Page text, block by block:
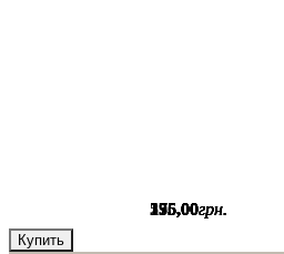
175,00грн.
Купить
255,00грн.
Купить
175,00грн.
Купить
535,00грн.
Купить
196,00грн.
Купить
175,00грн.
Купить